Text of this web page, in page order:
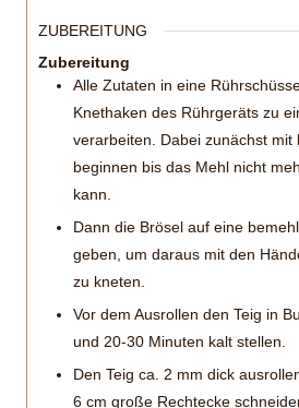
ZUBEREITUNG
Zubereitung
Alle Zutaten in eine
Knethaken des Rührgeräts zu
verarbeiten. Dabei zunächst mit
beginnen bis das Mehl nicht
kann.
Dann die Brösel auf eine
geben, um daraus mit den
zu kneten.
Vor dem Ausrollen den Teig in
und 20-30 Minuten kalt stellen.
Den Teig ca. 2 mm dick
6 cm große Rechtecke